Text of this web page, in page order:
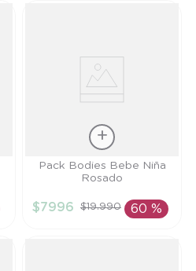
Talla
AÑADIR AL
Pack Bodies Bebe Niña
Rosado
$7996 $19.990 60 %